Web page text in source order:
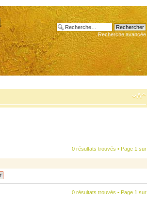
Recherche avancée
0 résultats trouvés • Page 1 sur
0 résultats trouvés • Page 1 sur